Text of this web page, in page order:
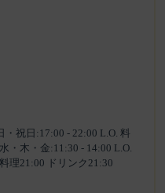
・祝日:17:00 - 22:00 L.O. 料
・木・金:11:30 - 14:00 L.O.
理21:00 ドリンク21:30